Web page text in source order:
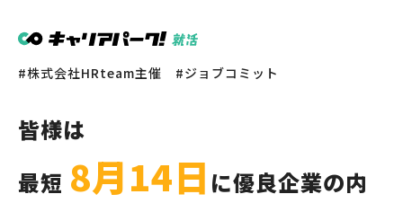
株式会社HRteam主催 ジョブコミット
皆様は
最短 8月14日 に優良企業の内